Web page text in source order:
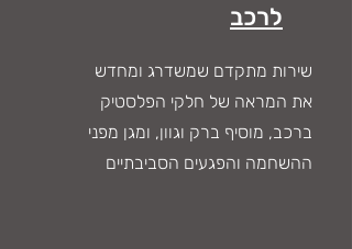
לרכב
שירות מתקדם שמשדרג ומחדש
את המראה של חלקי הפלסטיק
ברכב, מוסיף ברק וגוון, ומגן מפני
ההשחמה והפגעים הסביבתיים